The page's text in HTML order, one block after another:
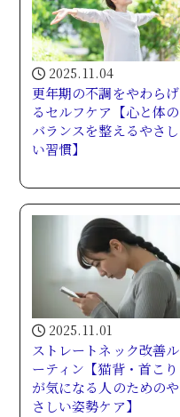
2025.11.04
更年期の不調をやわらげ
るセルフケア【心と体の
バランスを整えるやさし
い習慣】
2025.11.01
ストレートネック改善ル
ーティン【猫背・首こり
が気になる人のためのや
さしい姿勢ケア】